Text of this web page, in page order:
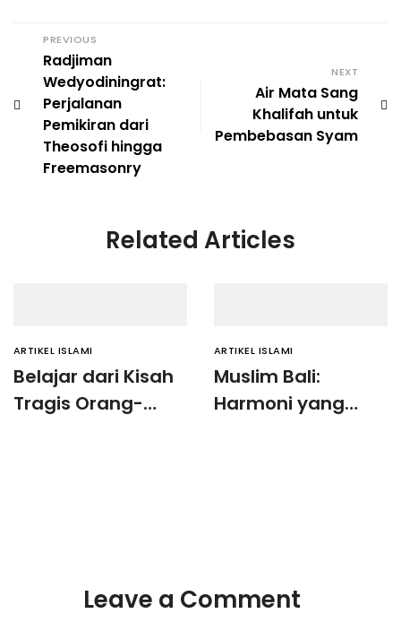
PREVIOUS
Radjiman
Wedyodiningrat:
Perjalanan
Pemikiran dari
Theosofi hingga
Freemasonry
NEXT
Air Mata Sang
Khalifah untuk
Pembebasan Syam
Related Articles
ARTIKEL ISLAMI
Belajar dari Kisah
Tragis Orang-
Kefakiran)
ARTIKEL ISLAMI
Muslim Bali:
Harmoni yang
Leave a Comment